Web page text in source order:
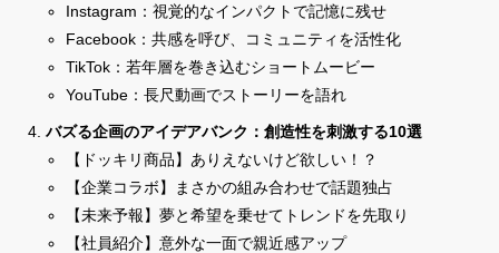
Instagram：視覚的なインパクトで記憶に残せ
Facebook：共感を呼び、コミュニティを活性化
TikTok：若年層を巻き込むショートムービー
YouTube：長尺動画でストーリーを語れ
バズる企画のアイデアバンク：創造性を刺激する10選
【ドッキリ商品】ありえないけど欲しい！？
【企業コラボ】まさかの組み合わせで話題独占
【未来予報】夢と希望を乗せてトレンドを先取り
【社員紹介】意外な一面で親近感アップ